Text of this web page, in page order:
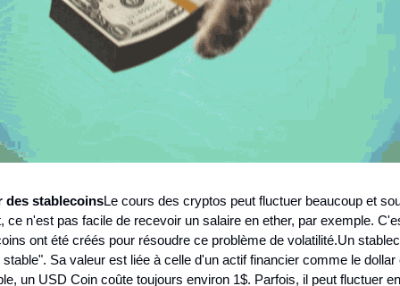
des stablecoinsLe cours des cryptos peut fluctuer beaucoup et
ce n'est pas facile de recevoir un salaire en ether, par exemple.
ont été créés pour résoudre ce problème de volatilité.Un
Sa valeur est liée à celle d'un actif financier comme le dollar
un USD Coin coûte toujours environ 1$. Parfois, il peut fluctuer